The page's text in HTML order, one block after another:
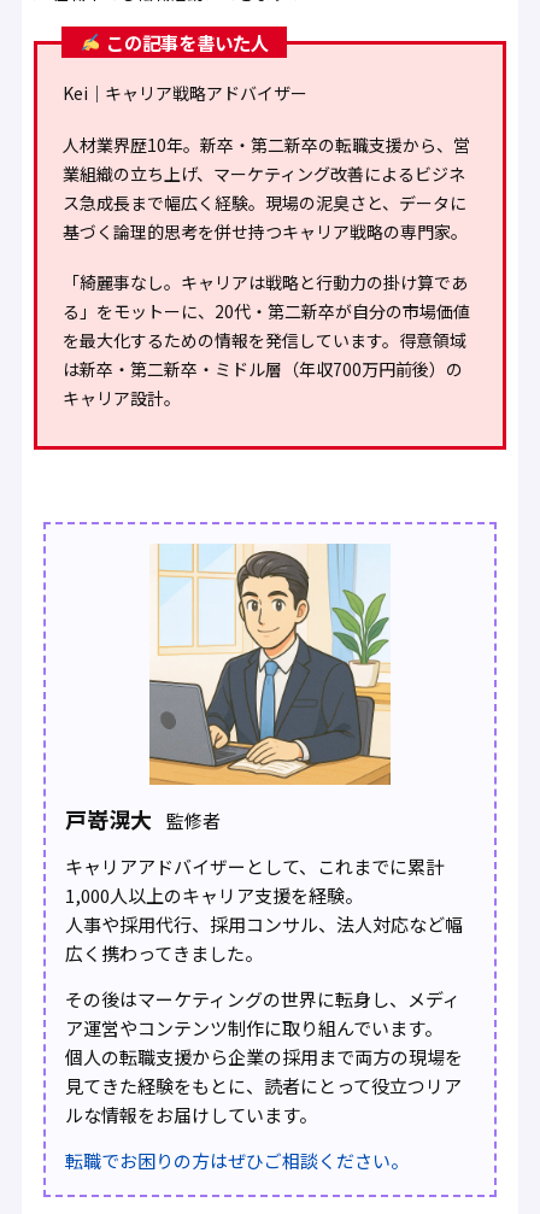
この記事を書いた人
Kei｜キャリア戦略アドバイザー
人材業界歴10年。新卒・第二新卒の転職支援から、営
業組織の立ち上げ、マーケティング改善によるビジネ
ス急成長まで幅広く経験。現場の泥臭さと、データに
基づく論理的思考を併せ持つキャリア戦略の専門家。
「綺麗事なし。キャリアは戦略と行動力の掛け算であ
る」をモットーに、20代・第二新卒が自分の市場価値
を最大化するための情報を発信しています。得意領域
は新卒・第二新卒・ミドル層（年収700万円前後）の
キャリア設計。
戸嵜滉大
監修者
キャリアアドバイザーとして、これまでに累計
1,000人以上のキャリア支援を経験。
人事や採用代行、採用コンサル、法人対応など幅
広く携わってきました。
その後はマーケティングの世界に転身し、メディ
ア運営やコンテンツ制作に取り組んでいます。
個人の転職支援から企業の採用まで両方の現場を
見てきた経験をもとに、読者にとって役立つリア
ルな情報をお届けしています。
転職でお困りの方はぜひご相談ください。